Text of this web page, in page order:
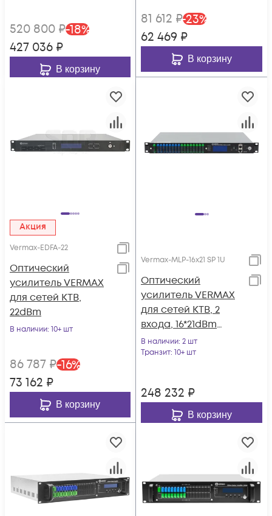
520 800 ₽-18%
427 036 ₽
В корзину
81 612 ₽-23%
62 469 ₽
В корзину
Акция
Vermax-EDFA-22
Оптический
усилитель VERMAX
для сетей КТВ,
22dBm
В наличии: 10+ шт
86 787 ₽-16%
73 162 ₽
В корзину
Vermax-MLP-16x21 SP 1U
Оптический
усилитель VERMAX
для сетей КТВ, 2
входа, 16*21dBm
выхода, WDM
фильтр PON 1U
В наличии: 2 шт
Транзит: 10+ шт
248 232 ₽
В корзину